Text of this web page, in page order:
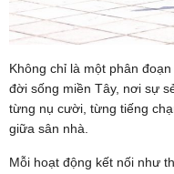
Không chỉ là một phân
đời sống miền Tây, nơi sự
từng nụ cười, từng tiếng
giữa sân nhà.
Mỗi hoạt động kết nối như